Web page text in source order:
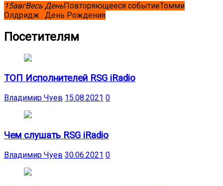
15авгВесь ДеньПовторяющееся событиеТомми
Олдридж . День Рождения
Посетителям
ТОП Исполнителей RSG iRadio
Владимир Чуев 15.08.2021 0
Чем слушать RSG iRadio
Владимир Чуев 30.06.2021 0